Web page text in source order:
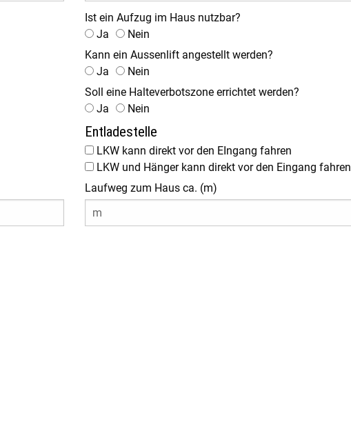
Ist ein Aufzug im Haus nutzbar?
Ja
Nein
Kann ein Aussenlift angestellt werden?
Ja
Nein
Soll eine Halteverbotszone errichtet werden?
Ja
Nein
Entladestelle
LKW kann direkt vor den EIngang fahren
LKW und Hänger kann direkt vor den Eingang fahren
Laufweg zum Haus ca. (m)